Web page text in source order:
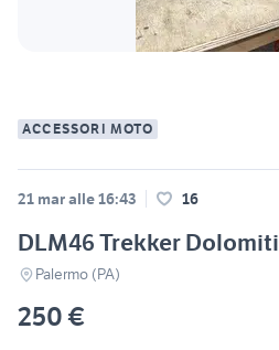
ACCESSORI MOTO
21 mar alle 16:43 16
DLM46 Trekker Dolomiti
Palermo (PA)
250 €